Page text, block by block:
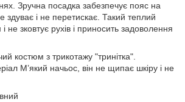
Зручна посадка забезпечує пояс на
здуває і не перетискає. Такий теплий
не зковтує рухів і приносить задоволення
костюм з трикотажу "тринітка".
М’який начьос, він не щипає шкіру і не